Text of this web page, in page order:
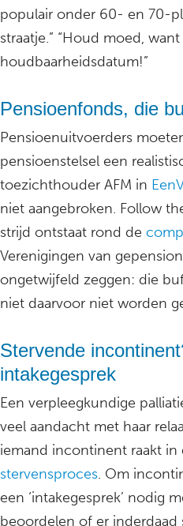
populair onder 60- en 70-
straatje.” “Houd moed,
houdbaarheidsdatum!”
Pensioenfonds, die
Pensioenuitvoerders
pensioenstelsel een
toezichthouder AFM in
niet aangebroken. Follow
strijd ontstaat rond de
Verenigingen van
ongetwijfeld zeggen: die
niet daarvoor niet worden
Stervende
intakegesprek
Een verpleegkundige
veel aandacht met haar
iemand incontinent raakt
stervensproces. Om
een ‘intakegesprek’ nodig
beoordelen of er inderdaad